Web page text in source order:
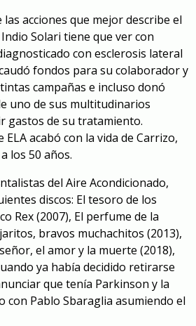
acciones que mejor describe el
Solari tiene que ver con
con esclerosis lateral
fondos para su colaborador y
campañas e incluso donó
uno de sus multitudinarios
gastos de su tratamiento.
acabó con la vida de Carrizo,
los 50 años.
del Aire Acondicionado,
discos: El tesoro de los
Rex(2007), El perfume de la
bravos muchachitos (2013),
el amor y la muerte (2018),
ya había decidido retirarse
que tenía Parkinson y la
con Pablo Sbaraglia asumiendo el